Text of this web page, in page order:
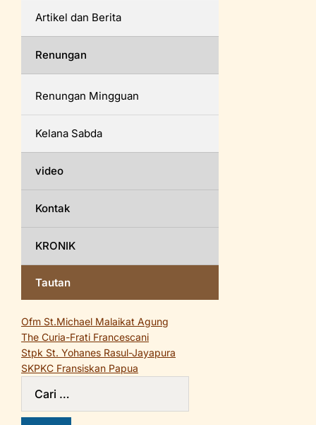
Artikel dan Berita
Renungan
Renungan Mingguan
Kelana Sabda
video
Kontak
KRONIK
Tautan
Ofm St.Michael Malaikat Agung
The Curia-Frati Francescani
Stpk St. Yohanes Rasul-Jayapura
SKPKC Fransiskan Papua